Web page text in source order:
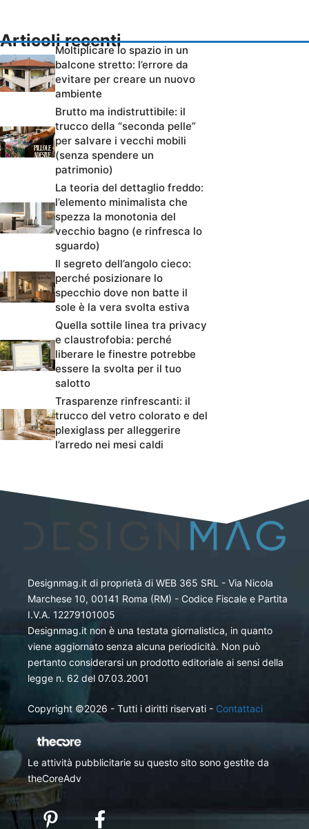
Articoli recenti
Moltiplicare lo spazio in un
balcone stretto: l’errore da
evitare per creare un nuovo
ambiente
Brutto ma indistruttibile: il
trucco della “seconda pelle”
per salvare i vecchi mobili
(senza spendere un
patrimonio)
La teoria del dettaglio freddo:
l’elemento minimalista che
spezza la monotonia del
vecchio bagno (e rinfresca lo
sguardo)
Il segreto dell’angolo cieco:
perché posizionare lo
specchio dove non batte il
sole è la vera svolta estiva
Quella sottile linea tra privacy
e claustrofobia: perché
liberare le finestre potrebbe
essere la svolta per il tuo
salotto
Trasparenze rinfrescanti: il
trucco del vetro colorato e del
plexiglass per alleggerire
l’arredo nei mesi caldi
Designmag.it di proprietà di WEB 365 SRL - Via Nicola
Marchese 10, 00141 Roma (RM) - Codice Fiscale e Partita
I.V.A. 12279101005
Designmag.it non è una testata giornalistica, in quanto
viene aggiornato senza alcuna periodicità. Non può
pertanto considerarsi un prodotto editoriale ai sensi della
legge n. 62 del 07.03.2001
Copyright ©2026 - Tutti i diritti riservati - Contattaci
Le attività pubblicitarie su questo sito sono gestite da
theCoreAdv